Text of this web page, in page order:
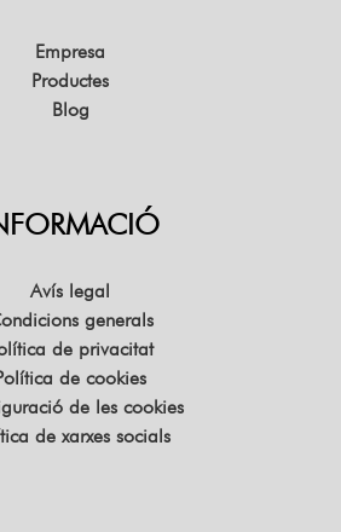
Empresa
Productes
Blog
Avís legal
generals
de privacitat
de cookies
de les cookies
de xarxes socials